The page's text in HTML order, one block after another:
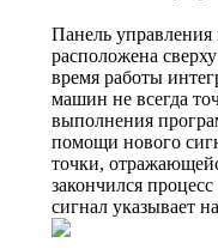
Панель
расположена
время работы
машин не всегда
выполнения
помощи нового
точки,
закончился
сигнал указывает